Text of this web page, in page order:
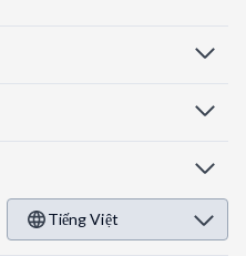
Tiếng Việt